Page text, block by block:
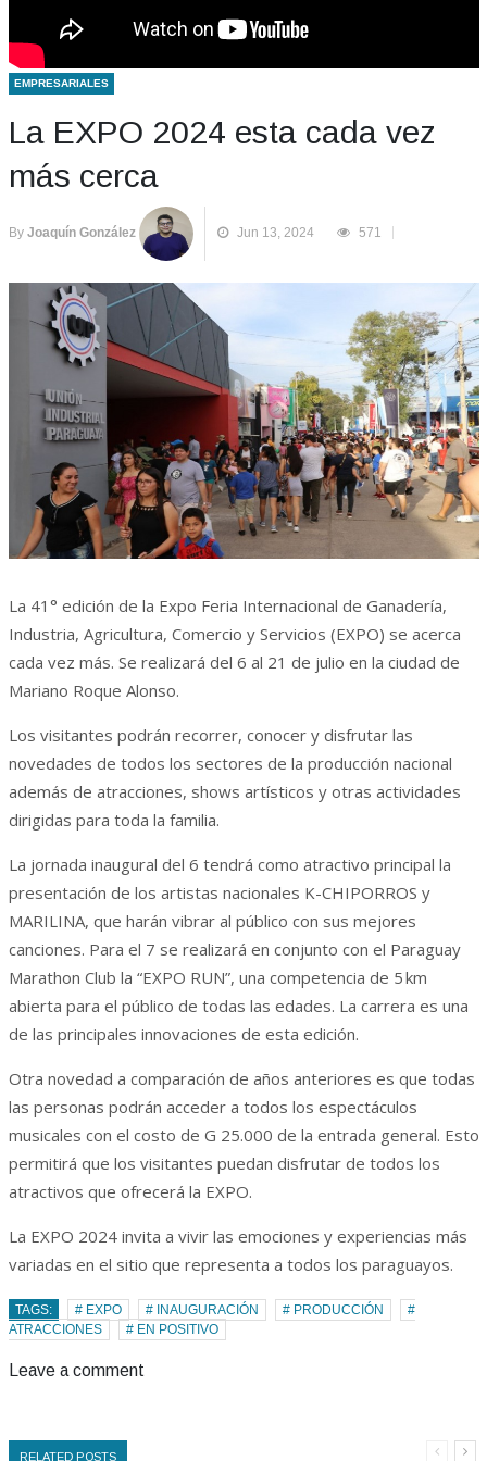
EMPRESARIALES
La EXPO 2024 esta cada vez
más cerca
By Joaquín González Jun 13, 2024 571
La 41° edición de la Expo Feria Internacional de Ganadería,
Industria, Agricultura, Comercio y Servicios (EXPO) se acerca
cada vez más. Se realizará del 6 al 21 de julio en la ciudad de
Mariano Roque Alonso.
Los visitantes podrán recorrer, conocer y disfrutar las
novedades de todos los sectores de la producción nacional
además de atracciones, shows artísticos y otras actividades
dirigidas para toda la familia.
La jornada inaugural del 6 tendrá como atractivo principal la
presentación de los artistas nacionales K-CHIPORROS y
MARILINA, que harán vibrar al público con sus mejores
canciones. Para el 7 se realizará en conjunto con el Paraguay
Marathon Club la “EXPO RUN”, una competencia de 5 km
abierta para el público de todas las edades. La carrera es una
de las principales innovaciones de esta edición.
Otra novedad a comparación de años anteriores es que todas
las personas podrán acceder a todos los espectáculos
musicales con el costo de G 25.000 de la entrada general. Esto
permitirá que los visitantes puedan disfrutar de todos los
atractivos que ofrecerá la EXPO.
La EXPO 2024 invita a vivir las emociones y experiencias más
variadas en el sitio que representa a todos los paraguayos.
TAGS: # EXPO # INAUGURACIÓN # PRODUCCIÓN
#
ATRACCIONES
# EN POSITIVO
Leave a comment
RELATED POSTS